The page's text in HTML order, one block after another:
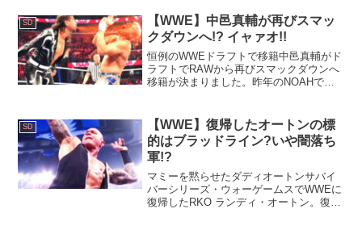
とポール・ヘイマンが揺れ動いていま
す。さらに、WWEのフ...
SD
【WWE】中邑真輔が再びスマッ
クダウンへ!? イャァオ!!
恒例のWWEドラフトで移籍中邑真輔がド
ラフトでRAWから再びスマックダウンへ
移籍が決まりました。昨年のNOAHで行
内所属でなく、たった１試合しかしてい
ないスーパースター...
SD
【WWE】復帰したオートンの標
的はブラッドライン?いや闇落ち
軍!?
マミーを黙らせたダディオートンサバイ
バーシリーズ・ウォーゲームスでWWEに
復帰したRKO ランディ・オートン。復帰